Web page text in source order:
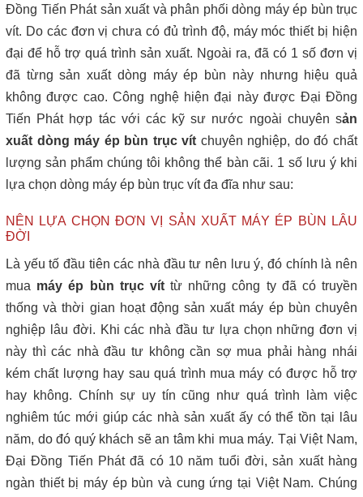
Đồng Tiến Phát sản xuất và phân phối dòng máy ép bùn trục
vít. Do các đơn vị chưa có đủ trình độ, máy móc thiết bị hiện
đại để hỗ trợ quá trình sản xuất. Ngoài ra, đã có 1 số đơn vị
đã từng sản xuất dòng máy ép bùn này nhưng hiệu quả
không được cao. Công nghệ hiện đại này được Đại Đồng
Tiến Phát hợp tác với các kỹ sư nước ngoài chuyên sản
xuất dòng máy ép bùn trục vít chuyên nghiệp, do đó chất
lượng sản phẩm chúng tôi không thể bàn cãi. 1 số lưu ý khi
lựa chọn dòng máy ép bùn trục vít đa đĩa như sau:
NÊN LỰA CHỌN ĐƠN VỊ SẢN XUẤT MÁY ÉP BÙN LÂU
ĐỜI
Là yếu tố đầu tiên các nhà đầu tư nên lưu ý, đó chính là nên
mua máy ép bùn trục víttừ những công ty đã có truyền
thống và thời gian hoạt động sản xuất máy ép bùn chuyên
nghiệp lâu đời. Khi các nhà đầu tư lựa chọn những đơn vị
này thì các nhà đầu tư không cần sợ mua phải hàng nhái
kém chất lượng hay sau quá trình mua máy có được hỗ trợ
hay không. Chính sự uy tín cũng như quá trình làm việc
nghiêm túc mới giúp các nhà sản xuất ấy có thể tồn tại lâu
năm, do đó quý khách sẽ an tâm khi mua máy. Tại Việt Nam,
Đại Đồng Tiến Phát đã có 10 năm tuổi đời, sản xuất hàng
ngàn thiết bị máy ép bùn và cung ứng tại Việt Nam. Chúng